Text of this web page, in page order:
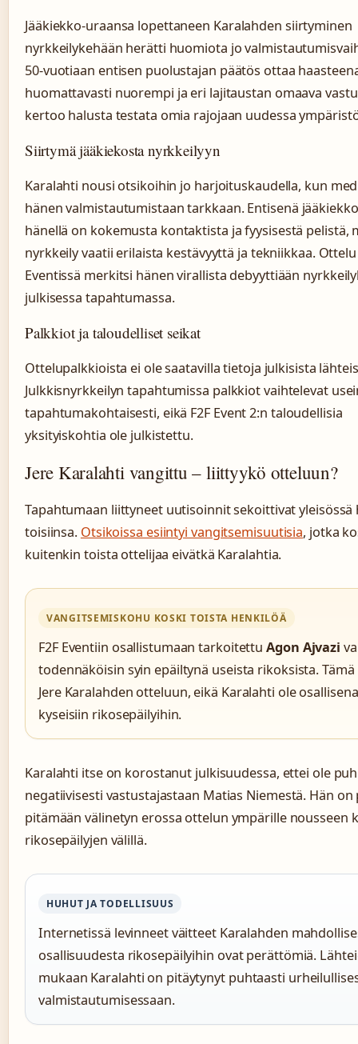
Jääkiekko-uraansa lopettaneen Karalahden siirtyminen
nyrkkeilykehään herätti huomiota jo
50-vuotiaan entisen puolustajan päätös ottaa
huomattavasti nuorempi ja eri lajitaustan omaava
kertoo halusta testata omia rajojaan uudessa
Siirtymä jääkiekosta nyrkkeilyyn
Karalahti nousi otsikoihin jo harjoituskaudella, kun
hänen valmistautumistaan tarkkaan. Entisenä
hänellä on kokemusta kontaktista ja fyysisestä pelistä,
nyrkkeily vaatii erilaista kestävyyttä ja tekniikkaa. Ottelu
Eventissä merkitsi hänen virallista debyyttiään
julkisessa tapahtumassa.
Palkkiot ja taloudelliset seikat
Ottelupalkkioista ei ole saatavilla tietoja julkisista
Julkkisnyrkkeilyn tapahtumissa palkkiot vaihtelevat
tapahtumakohtaisesti, eikä F2F Event 2:n taloudellisia
yksityiskohtia ole julkistettu.
Jere Karalahti vangittu – liittyykö otteluun?
Tapahtumaan liittyneet uutisoinnit sekoittivat yleisössä
toisiinsa. Otsikoissa esiintyi vangitsemisuutisia, jotka
kuitenkin toista ottelijaa eivätkä Karalahtia.
VANGITSEMISKOHU KOSKI TOISTA HENKILÖÄ
F2F Eventiin osallistumaan tarkoitettuAgon Ajvazi
todennäköisin syin epäiltynä useista rikoksista. Tämä
Jere Karalahden otteluun, eikä Karalahti ole osallisena
kyseisiin rikosepäilyihin.
Karalahti itse on korostanut julkisuudessa, ettei ole
negatiivisesti vastustajastaan Matias Niemestä. Hän
pitämään välinetyn erossa ottelun ympärille nousseen
rikosepäilyjen välillä.
HUHUT JA TODELLISUUS
Internetissä levinneet väitteet Karalahden
osallisuudesta rikosepäilyihin ovat perättömiä.
mukaan Karalahti on pitäytynyt puhtaasti
valmistautumisessaan.